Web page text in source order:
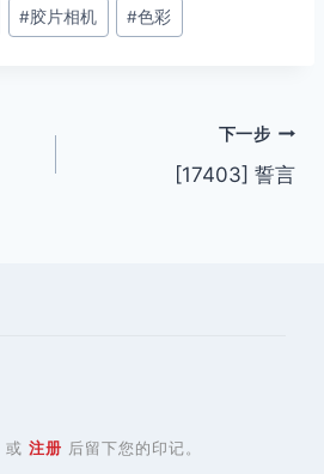
#胶片相机 #色彩
下一步
[17403] 誓言
或 注册 后留下您的印记。